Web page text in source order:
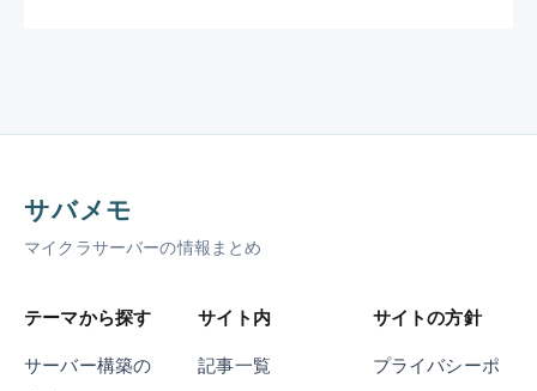
サバメモ
マイクラサーバーの情報まとめ
テーマから探す
サーバー構築の
サイト内
記事一覧
サイトの方針
プライバシーポ